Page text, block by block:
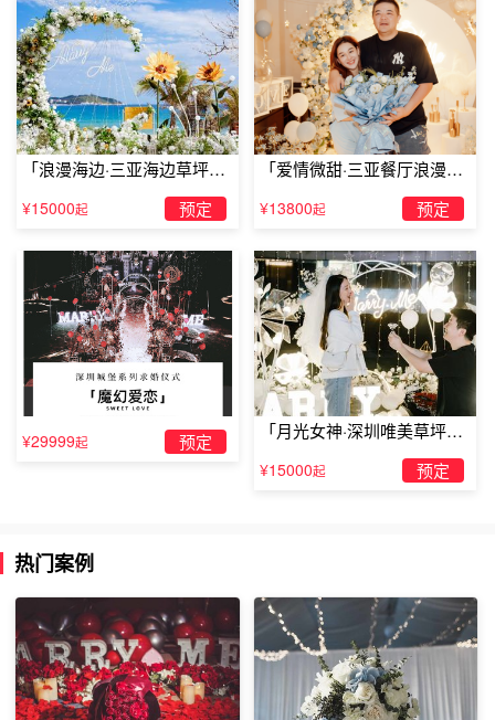
客房整洁，宽敞明亮，环境卫生，性价比较高；贴心为宾客
营造了一个理想的旅游度假居停之所，更致力于精心为每位
客人提供一种无尽的生活享受。酒店设施齐全，为宾客带来
各类人性化的贴心服务，用真诚和热情欢迎您的下榻光临。
抚州适合求婚
的地儿:抚州马家山汽车站东华理工二床/巨幕
投影可做饭
「浪漫海边·三亚海边草坪浪
¥15000起 预定
「爱情微甜·三亚餐厅浪漫求
¥13800起 预定
¥29999起 预定
「月光女神·深圳唯美草坪浪
漫求婚」
¥15000起 预定
热门案例